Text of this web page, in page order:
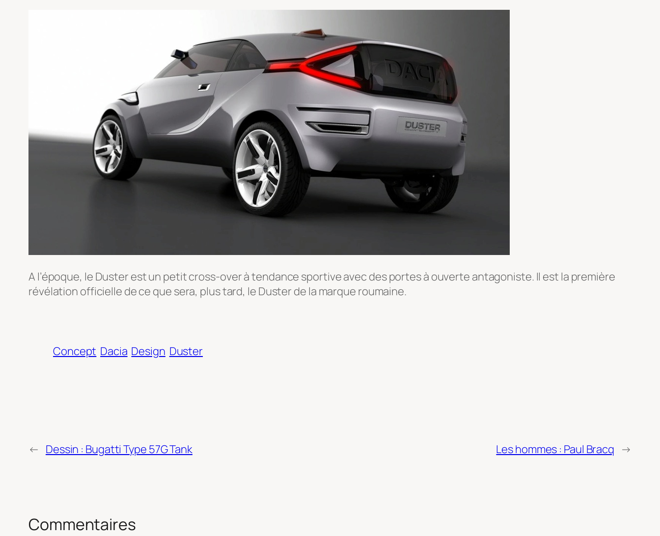
A l’époque, le Duster est un petit cross-over à tendance sportive avec des portes à ouverte antagoniste. Il est la première
révélation officielle de ce que sera, plus tard, le Duster de la marque roumaine.
Concept Dacia Design Duster
← Dessin : Bugatti Type 57G Tank Les hommes : Paul Bracq →
Commentaires